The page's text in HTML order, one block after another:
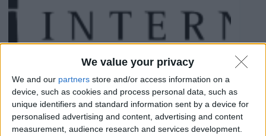
We value your privacy
We and our partners store and/or access information on a
device, such as cookies and process personal data, such as
unique identifiers and standard information sent by a device for
personalised advertising and content, advertising and content
measurement, audience research and services development.